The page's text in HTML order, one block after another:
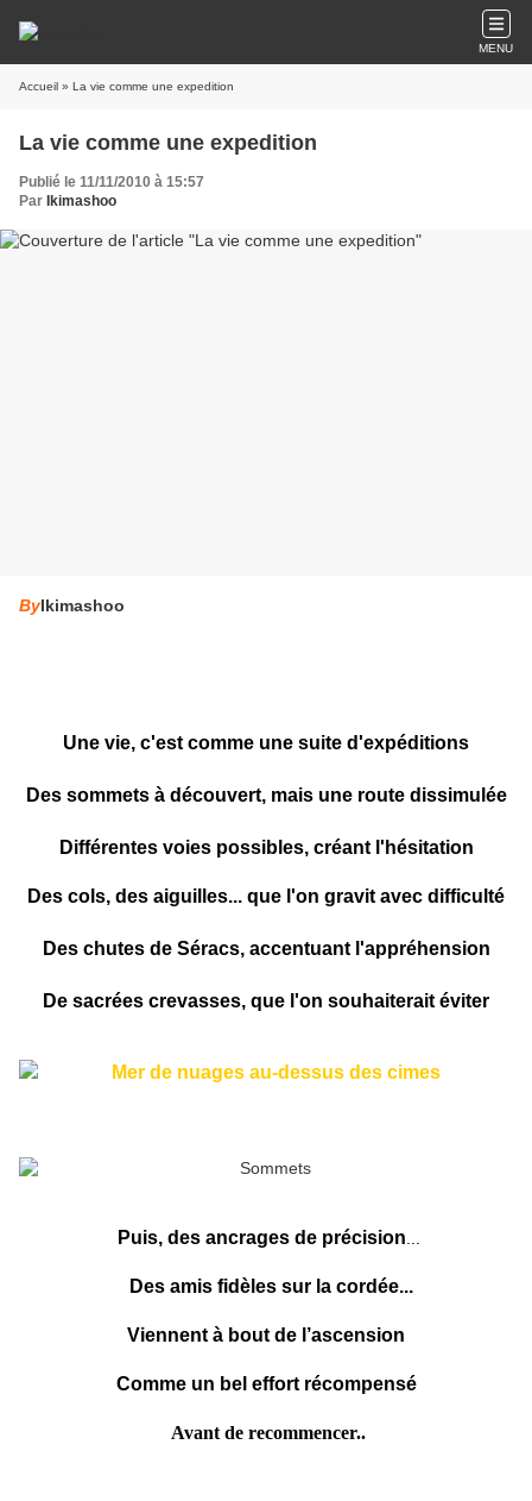
MENU
Accueil » La vie comme une expedition
La vie comme une expedition
Publié le 11/11/2010 à 15:57
Par Ikimashoo
ByIkimashoo
Une vie, c'est comme une suite d'expéditions
Des sommets à découvert, mais une route dissimulée
Différentes voies possibles, créant l'hésitation
Des cols, des aiguilles... que l'on gravit avec difficulté
Des chutes de Séracs, accentuant l'appréhension
De sacrées crevasses, que l'on souhaiterait éviter
Puis, des ancrages de précision
Des amis fidèles sur la cordée...
Viennent à bout de l’ascension
Comme un bel effort récompensé
Avant de recommencer..